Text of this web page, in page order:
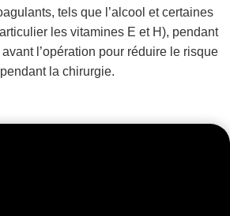
tels que l’alcool et certaines
les vitamines E et H), pendant
l’opération pour réduire le risque
la chirurgie.